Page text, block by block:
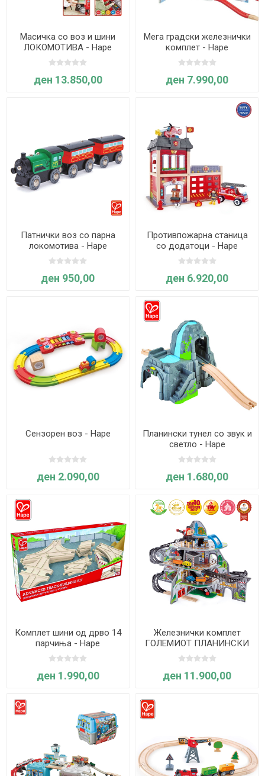
Масичка со воз и шини
ЛОКОМОТИВА - Hape
ден 13.850,00
Мега градски железнички
комплет - Hape
ден 7.990,00
Патнички воз со парна
локомотива - Hape
ден 950,00
Противпожарна станица
со додатоци - Hape
ден 6.920,00
Сензорен воз - Hape
ден 2.090,00
Планински тунел со звук и
светло - Hape
ден 1.680,00
Комплет шини од дрво 14
парчиња - Hape
ден 1.990,00
Железнички комплет
ГОЛЕМИОТ ПЛАНИНСКИ
РУДНИК - Hape
ден 11.900,00